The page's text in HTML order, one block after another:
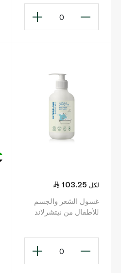
0
103.25 لكل
غسول الشعر والجسم
للأطفال من نيتشرلاند
0